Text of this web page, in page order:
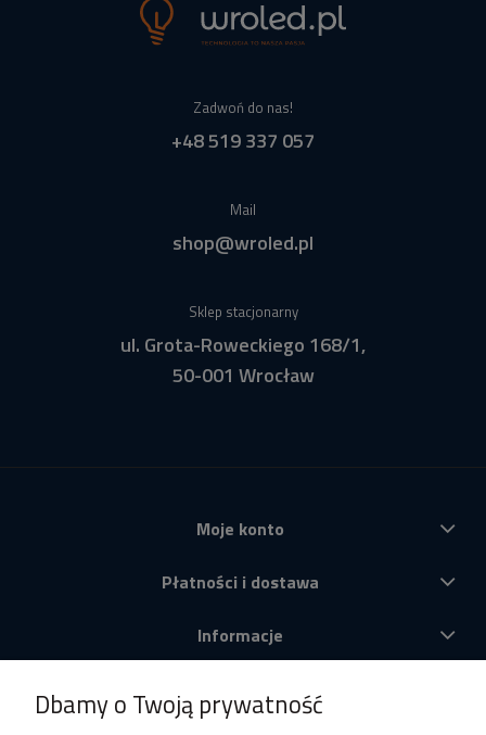
Zadwoń do nas!
+48 519 337 057
Mail
shop@wroled.pl
Sklep stacjonarny
ul. Grota-Roweckiego 168/1,
50-001 Wrocław
Moje konto
Płatności i dostawa
Informacje
Dbamy o Twoją prywatność